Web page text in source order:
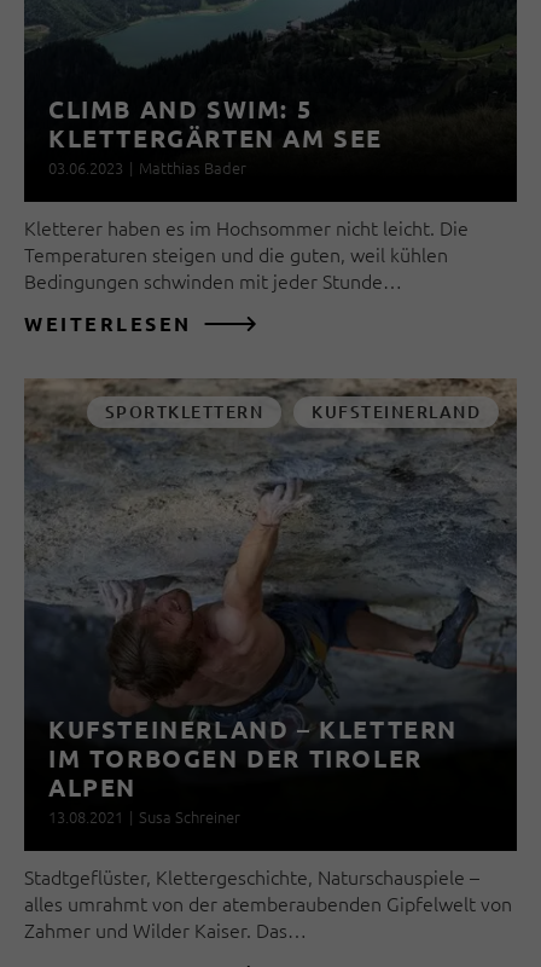
CLIMB AND SWIM: 5
KLETTERGÄRTEN AM SEE
03.06.2023 | Matthias Bader
Kletterer haben es im Hochsommer nicht leicht. Die
Temperaturen steigen und die guten, weil kühlen
Bedingungen schwinden mit jeder Stunde…
WEITERLESEN
SPORTKLETTERN KUFSTEINERLAND
KUFSTEINERLAND – KLETTERN
IM TORBOGEN DER TIROLER
ALPEN
13.08.2021 | Susa Schreiner
Stadtgeflüster, Klettergeschichte, Naturschauspiele –
alles umrahmt von der atemberaubenden Gipfelwelt von
Zahmer und Wilder Kaiser. Das…